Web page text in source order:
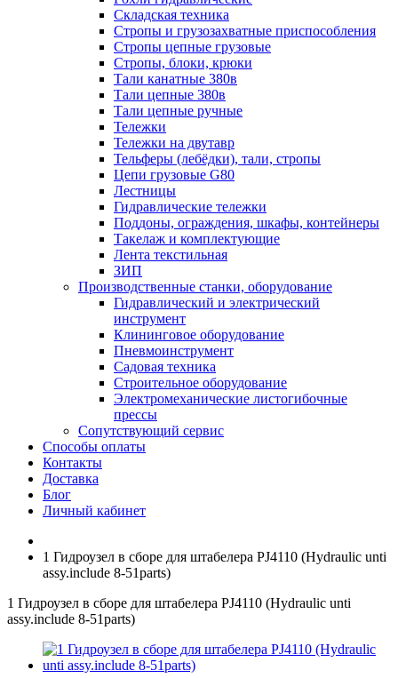
Складская техника
Стропы и грузозахватные приспособления
Стропы цепные грузовые
Стропы, блоки, крюки
Тали канатные 380в
Тали цепные 380в
Тали цепные ручные
Тележки
Тележки на двутавр
Тельферы (лебёдки), тали, стропы
Цепи грузовые G80
Лестницы
Гидравлические тележки
Поддоны, ограждения, шкафы, контейнеры
Такелаж и комплектующие
Лента текстильная
ЗИП
Производственные станки, оборудование
Гидравлический и электрический
инструмент
Клининговое оборудование
Пневмоинструмент
Садовая техника
Строительное оборудование
Электромеханические листогибочные
прессы
Сопутствующий сервис
Способы оплаты
Контакты
Доставка
Блог
Личный кабинет
1 Гидроузел в сборе для штабелера PJ4110 (Hydraulic unti
assy.include 8-51parts)
1 Гидроузел в сборе для штабелера PJ4110 (Hydraulic unti
assy.include 8-51parts)